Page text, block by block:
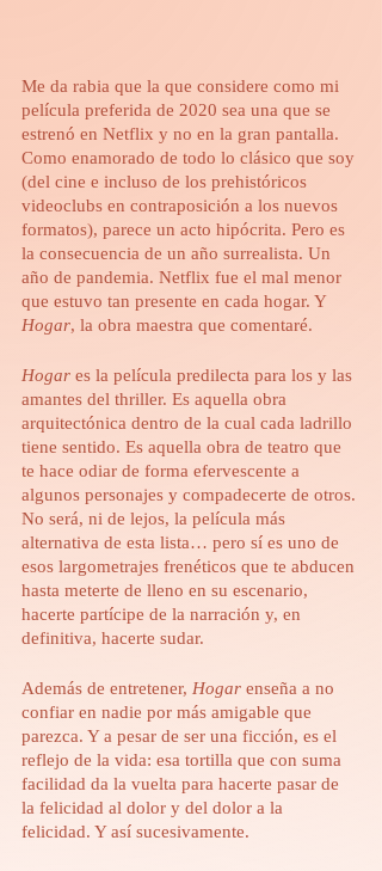
Me da rabia que la que considere como mi
película preferida de 2020 sea una que se
estrenó en Netflix y no en la gran pantalla.
Como enamorado de todo lo clásico que soy
(del cine e incluso de los prehistóricos
videoclubs en contraposición a los nuevos
formatos), parece un acto hipócrita. Pero es
la consecuencia de un año surrealista. Un
año de pandemia. Netflix fue el mal menor
que estuvo tan presente en cada hogar. Y
Hogar, la obra maestra que comentaré.
Hogar es la película predilecta para los y las
amantes del thriller. Es aquella obra
arquitectónica dentro de la cual cada ladrillo
tiene sentido. Es aquella obra de teatro que
te hace odiar de forma efervescente a
algunos personajes y compadecerte de otros.
No será, ni de lejos, la película más
alternativa de esta lista… pero sí es uno de
esos largometrajes frenéticos que te abducen
hasta meterte de lleno en su escenario,
hacerte partícipe de la narración y, en
definitiva, hacerte sudar.
Además de entretener, Hogar enseña a no
confiar en nadie por más amigable que
parezca. Y a pesar de ser una ficción, es el
reflejo de la vida: esa tortilla que con suma
facilidad da la vuelta para hacerte pasar de
la felicidad al dolor y del dolor a la
felicidad. Y así sucesivamente.